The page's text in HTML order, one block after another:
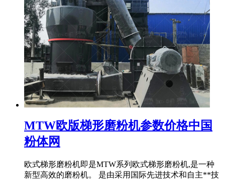
MTW欧版梯形磨粉机参数价格中国
粉体网
欧式梯形磨粉机即是MTW系列欧式梯形磨粉机,是一种
新型高效的磨粉机。 是由采用国际先进技术和自主**技